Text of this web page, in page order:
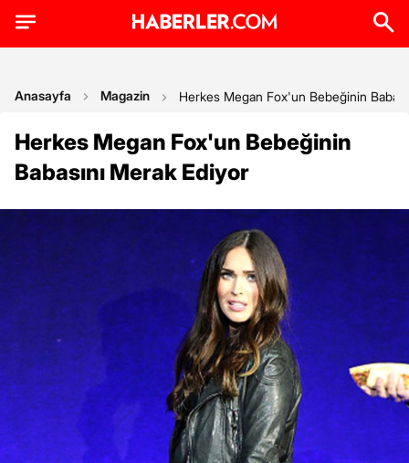
Anasayfa Magazin Herkes Megan Fox'un Bebeğinin
Herkes Megan Fox'un Bebeğinin
Babasını Merak Ediyor